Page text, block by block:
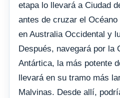
etapa lo llevará a Ciudad
antes de cruzar el
en Australia Occidental y
Después, navegará por la
Antártica, la más potente
llevará en su tramo más
Malvinas. Desde allí,